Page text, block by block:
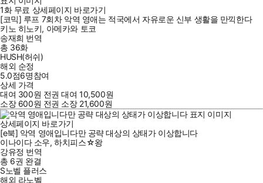
1화 무료 상세페이지 바로가기
[코믹] 루프 7회차 악역 영애는 적국에서 자유로운 신부 생활을 만끽한다
키노 히노키, 아메카와 토코
송재희 번역
총 36화
HUSH(허쉬)
해외 순정
5.0점6명참여
상세 가격
대여 300원 전권 대여10,500원
소장 600원 전권 소장 21,600원
상세페이지 바로가기
[e북] 악역 영애입니다만 공략 대상의 상태가 이상합니다
이나이다 소우,하치피스☆왕
강유정 번역
총 6권 완결
S노벨 플러스
해외 라노벨